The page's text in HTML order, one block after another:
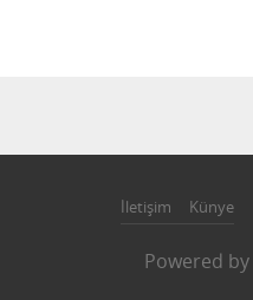
İletişim Künye
Powered by